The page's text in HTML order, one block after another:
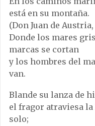
está en su montaña.
(Don Juan de
Donde los mares
marcas se cortan
y los hombres del
van.
Blande su lanza de
el fragor atraviesa
solo;